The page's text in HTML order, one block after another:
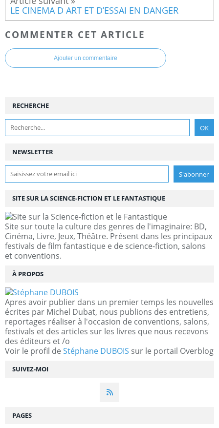
LE CINEMA D ART ET D’ESSAI EN DANGER
COMMENTER CET ARTICLE
Ajouter un commentaire
NEWSLETTER
SUIVEZ-MOI
RECHERCHE
SITE SUR LA SCIENCE-FICTION ET LE FANTASTIQUE
Site sur toute la culture des genres de l'imaginaire: BD,
Cinéma, Livre, Jeux, Théâtre. Présent dans les principaux
festivals de film fantastique e de science-fiction, salons
et conventions.
À PROPOS
Apres avoir publier dans un premier temps les nouvelles
écrites par Michel Dubat, nous publions des entretiens,
reportages réaliser à l'occasion de conventions, salons,
festivals et des articles sur les livres que nous recevons
des éditeurs et /o
Voir le profil de Stéphane DUBOIS sur le portail Overblog
PAGES